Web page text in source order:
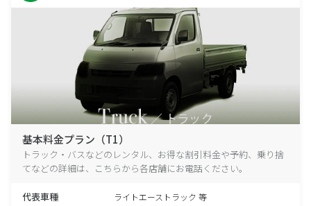
基本料金プラン（T1）
トラック・バスなどのレンタル、お得な割引料金や予約、乗り捨
てなどの詳細は、こちらから各店舗にお電話ください。
代表車種 ライトエーストラック 等